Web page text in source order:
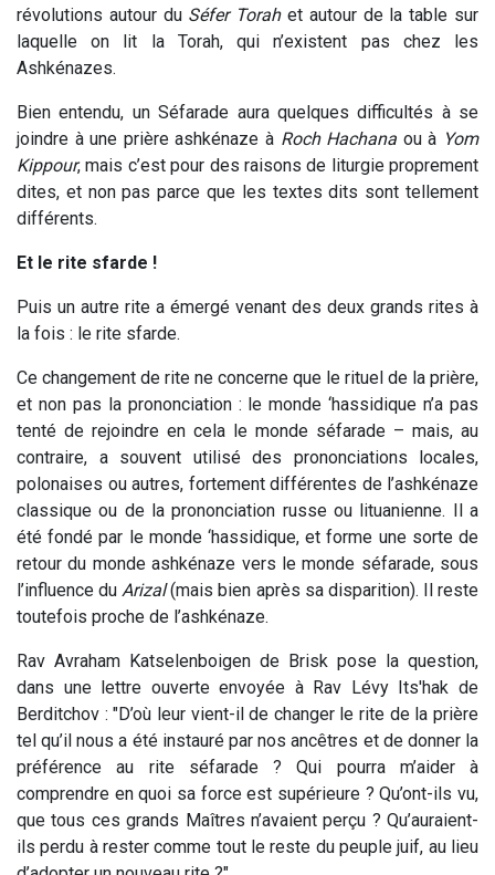
révolutions autour du Séfer Torahet autour de la table sur
laquelle on lit la Torah, qui n’existent pas chez les
Ashkénazes.
Bien entendu, un Séfarade aura quelques difficultés à se
joindre à une prière ashkénaze à Roch Hachana ou à Yom
Kippour, mais c’est pour des raisons de liturgie proprement
dites, et non pas parce que les textes dits sont tellement
différents.
Et le rite sfarde !
Puis un autre rite a émergé venant des deux grands rites à
la fois : le rite sfarde.
Ce changement de rite ne concerne que le rituel de la prière,
et non pas la prononciation : le monde ‘hassidique n’a pas
tenté de rejoindre en cela le monde séfarade – mais, au
contraire, a souvent utilisé des prononciations locales,
polonaises ou autres, fortement différentes de l’ashkénaze
classique ou de la prononciation russe ou lituanienne. Il a
été fondé par le monde ‘hassidique, et forme une sorte de
retour du monde ashkénaze vers le monde séfarade, sous
l’influence duArizal(mais bien après sa disparition). Il reste
toutefois proche de l’ashkénaze.
Rav Avraham Katselenboigen de Brisk pose la question,
dans une lettre ouverte envoyée à Rav Lévy Its'hak de
Berditchov : "D’où leur vient-il de changer le rite de la prière
tel qu’il nous a été instauré par nos ancêtres et de donner la
préférence au rite séfarade ? Qui pourra m’aider à
comprendre en quoi sa force est supérieure ? Qu’ont-ils vu,
que tous ces grands Maîtres n’avaient perçu ? Qu’auraient-
ils perdu à rester comme tout le reste du peuple juif, au lieu